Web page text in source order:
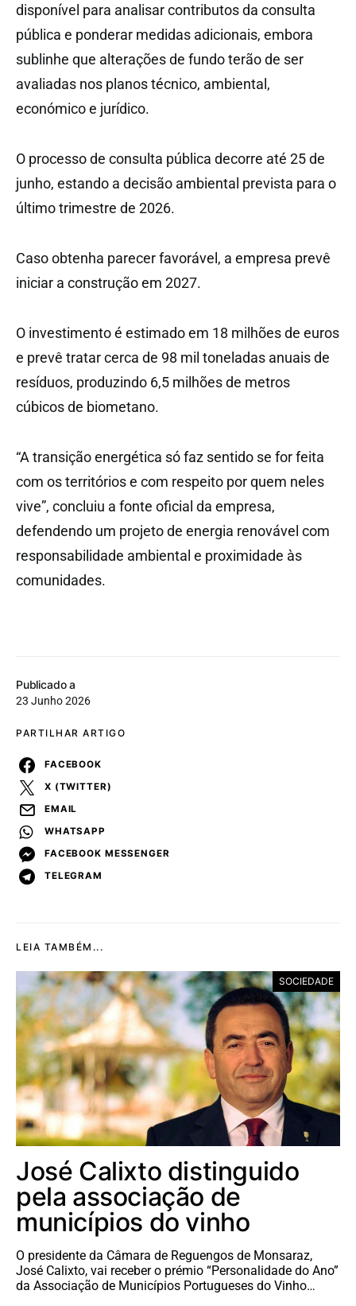
Publicado a
23 Junho 2026
PARTILHAR ARTIGO
FACEBOOK
X (TWITTER)
EMAIL
WHATSAPP
FACEBOOK MESSENGER
TELEGRAM
disponível para analisar contributos da consulta
pública e ponderar medidas adicionais, embora
sublinhe que alterações de fundo terão de ser
avaliadas nos planos técnico, ambiental,
económico e jurídico.
O processo de consulta pública decorre até 25 de
junho, estando a decisão ambiental prevista para o
último trimestre de 2026.
Caso obtenha parecer favorável, a empresa prevê
iniciar a construção em 2027.
O investimento é estimado em 18 milhões de euros
e prevê tratar cerca de 98 mil toneladas anuais de
resíduos, produzindo 6,5 milhões de metros
cúbicos de biometano.
“A transição energética só faz sentido se for feita
com os territórios e com respeito por quem neles
vive”, concluiu a fonte oficial da empresa,
defendendo um projeto de energia renovável com
responsabilidade ambiental e proximidade às
comunidades.
LEIA TAMBÉM...
SOCIEDADE
José Calixto distinguido
pela associação de
municípios do vinho
O presidente da Câmara de Reguengos de Monsaraz,
José Calixto, vai receber o prémio “Personalidade do Ano”
da Associação de Municípios Portugueses do Vinho…